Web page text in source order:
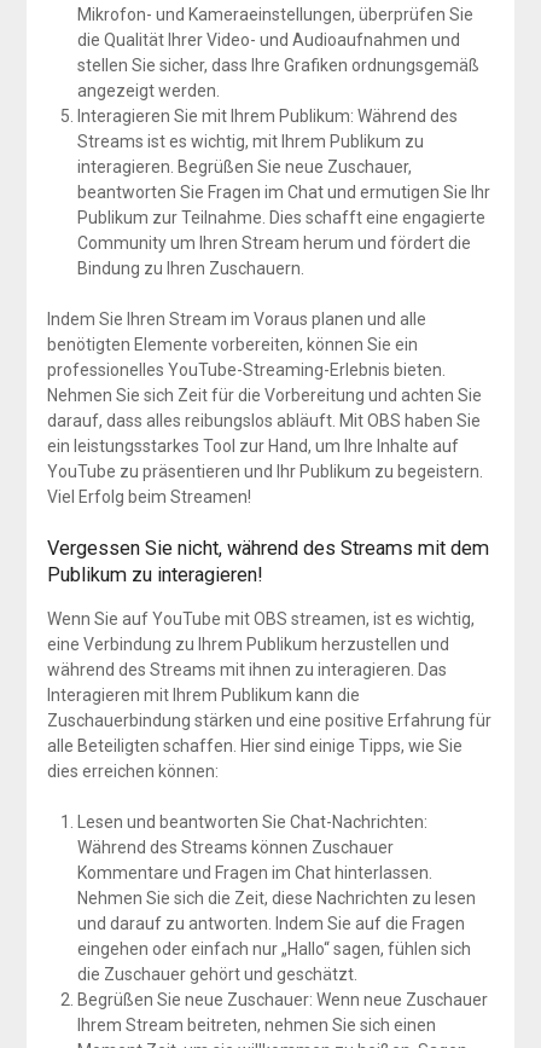
Mikrofon- und Kameraeinstellungen, überprüfen Sie
die Qualität Ihrer Video- und Audioaufnahmen und
stellen Sie sicher, dass Ihre Grafiken ordnungsgemäß
angezeigt werden.
Interagieren Sie mit Ihrem Publikum: Während des
Streams ist es wichtig, mit Ihrem Publikum zu
interagieren. Begrüßen Sie neue Zuschauer,
beantworten Sie Fragen im Chat und ermutigen Sie Ihr
Publikum zur Teilnahme. Dies schafft eine engagierte
Community um Ihren Stream herum und fördert die
Bindung zu Ihren Zuschauern.
Indem Sie Ihren Stream im Voraus planen und alle
benötigten Elemente vorbereiten, können Sie ein
professionelles YouTube-Streaming-Erlebnis bieten.
Nehmen Sie sich Zeit für die Vorbereitung und achten Sie
darauf, dass alles reibungslos abläuft. Mit OBS haben Sie
ein leistungsstarkes Tool zur Hand, um Ihre Inhalte auf
YouTube zu präsentieren und Ihr Publikum zu begeistern.
Viel Erfolg beim Streamen!
Vergessen Sie nicht, während des Streams mit dem
Publikum zu interagieren!
Wenn Sie auf YouTube mit OBS streamen, ist es wichtig,
eine Verbindung zu Ihrem Publikum herzustellen und
während des Streams mit ihnen zu interagieren. Das
Interagieren mit Ihrem Publikum kann die
Zuschauerbindung stärken und eine positive Erfahrung für
alle Beteiligten schaffen. Hier sind einige Tipps, wie Sie
dies erreichen können:
Lesen und beantworten Sie Chat-Nachrichten:
Während des Streams können Zuschauer
Kommentare und Fragen im Chat hinterlassen.
Nehmen Sie sich die Zeit, diese Nachrichten zu lesen
und darauf zu antworten. Indem Sie auf die Fragen
eingehen oder einfach nur „Hallo“ sagen, fühlen sich
die Zuschauer gehört und geschätzt.
Begrüßen Sie neue Zuschauer: Wenn neue Zuschauer
Ihrem Stream beitreten, nehmen Sie sich einen